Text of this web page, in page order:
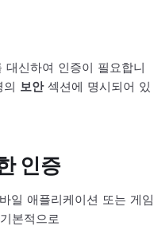
신하여 인증이 필요합니
의 보안섹션에 명시되어 있
인증
일 애플리케이션 또는 게임
본적으로